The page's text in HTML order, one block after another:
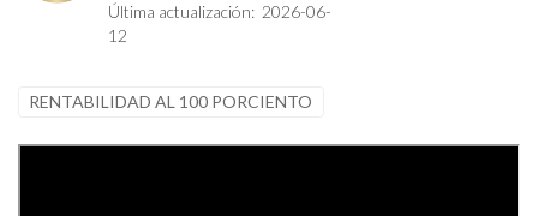
Última actualización: 2026-06-
12
RENTABILIDAD AL 100 PORCIENTO